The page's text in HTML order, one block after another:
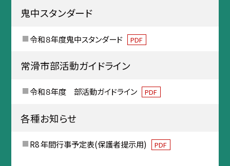
鬼中スタンダード
令和８年度鬼中スタンダード PDF
常滑市部活動ガイドライン
令和８年度 部活動ガイドライン PDF
各種お知らせ
R8 年間行事予定表(保護者提示用) PDF